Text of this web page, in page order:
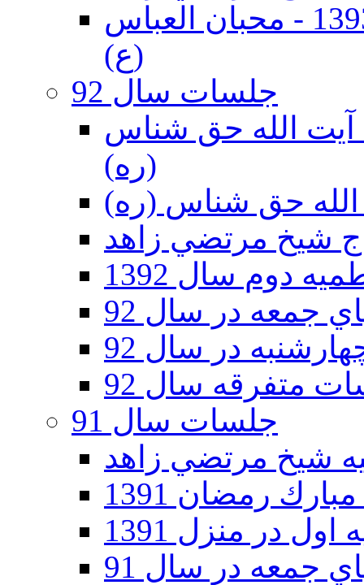
جلسات دهه اول محرم الحرام 1393 - محبان العباس
(ع)
جلسات سال 92
92 - حسينيه آيت الله حق شناس
(ره)
دوم سال 1392
جمعه در سال 92
در سال 92
متفرقه سال 92
جلسات سال 91
رمضان 1391
در منزل 1391
جمعه در سال 91